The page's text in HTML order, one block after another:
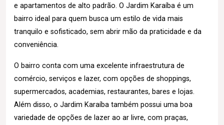
e apartamentos de alto padrão. O Jardim Karaíba é um
bairro ideal para quem busca um estilo de vida mais
tranquilo e sofisticado, sem abrir mão da praticidade e da
conveniência.
O bairro conta com uma excelente infraestrutura de
comércio, serviços e lazer, com opções de shoppings,
supermercados, academias, restaurantes, bares e lojas.
Além disso, o Jardim Karaíba também possui uma boa
variedade de opções de lazer ao ar livre, com praças,